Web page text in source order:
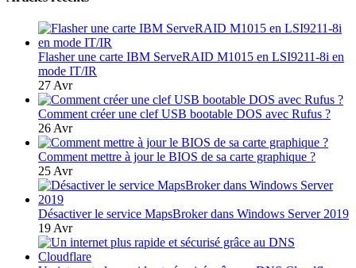
Flasher une carte IBM ServeRAID M1015 en LSI9211-8i en
mode IT/IR
27 Avr
Comment créer une clef USB bootable DOS avec Rufus ?
26 Avr
Comment mettre à jour le BIOS de sa carte graphique ?
25 Avr
Désactiver le service MapsBroker dans Windows Server 2019
19 Avr